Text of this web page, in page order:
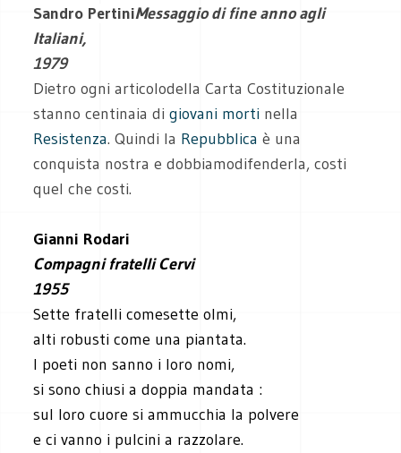
Sandro PertiniMessaggio di fine anno agli
Italiani,
1979
Dietro ogni articolodella Carta Costituzionale
stanno centinaia digiovani morti nella
Resistenza. Quindi la Repubblica è una
conquista nostra e dobbiamodifenderla, costi
quel che costi.
Gianni Rodari
Compagni fratelli Cervi
1955
Sette fratelli comesette olmi,
alti robusti come una piantata.
I poeti non sanno i loro nomi,
si sono chiusi a doppia mandata :
sul loro cuore si ammucchia la polvere
e ci vanno i pulcini a razzolare.